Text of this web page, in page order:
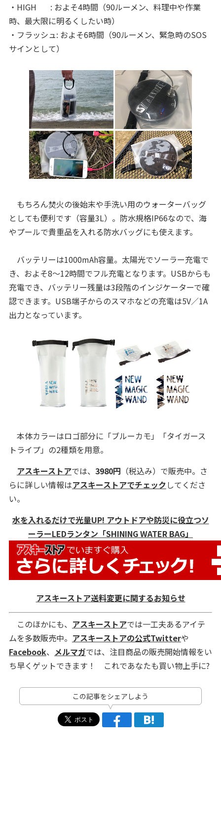
・HIGH : およそ4時間（90ルーメン、料理中や作業
時、最大限に明るくしたい時）
・フラッシュ: およそ6時間（90ルーメン、緊急時のSOS
サインとして）
もちろん焚火の後始末や手洗い用のウォーターバッグ
としても便利です（容量3L）。防水規格IP66なので、海
やプールで貴重品を入れる防水バッグにも使えます。
バッテリーは1000mAh容量。太陽光でソーラー充電で
き、およそ8～12時間でフル充電となります。USBからも
充電でき、バッテリー残量は3段階のインジケーターで確
認できます。USB端子からのスマホなどの充電は5V／1A
出力となっています。
本体カラーはロゴ部分に「ブルーカモ」「タイガース
トライプ」の2種類を用意。
アスキーストアでは、 3980円 （税込み）で販売中。さ
らに詳しい情報はアスキーストアでチェックしてくださ
い。
水を入れるだけで光量UP! アウトドアや防災に役立つソ
ーラーLEDランタン「SHINING WATER BAG」
アスキーストア送料変更に関するお知らせ
このほかにも、 アスキーストアでは一工夫あるアイテ
ムを多数販売中。 アスキーストアの公式Twitterや
Facebook、 メルマガでは、注目商品の販売開始情報をい
ち早くゲットできます！ これであなたも買い物上手に?
この記事をシェアしよう